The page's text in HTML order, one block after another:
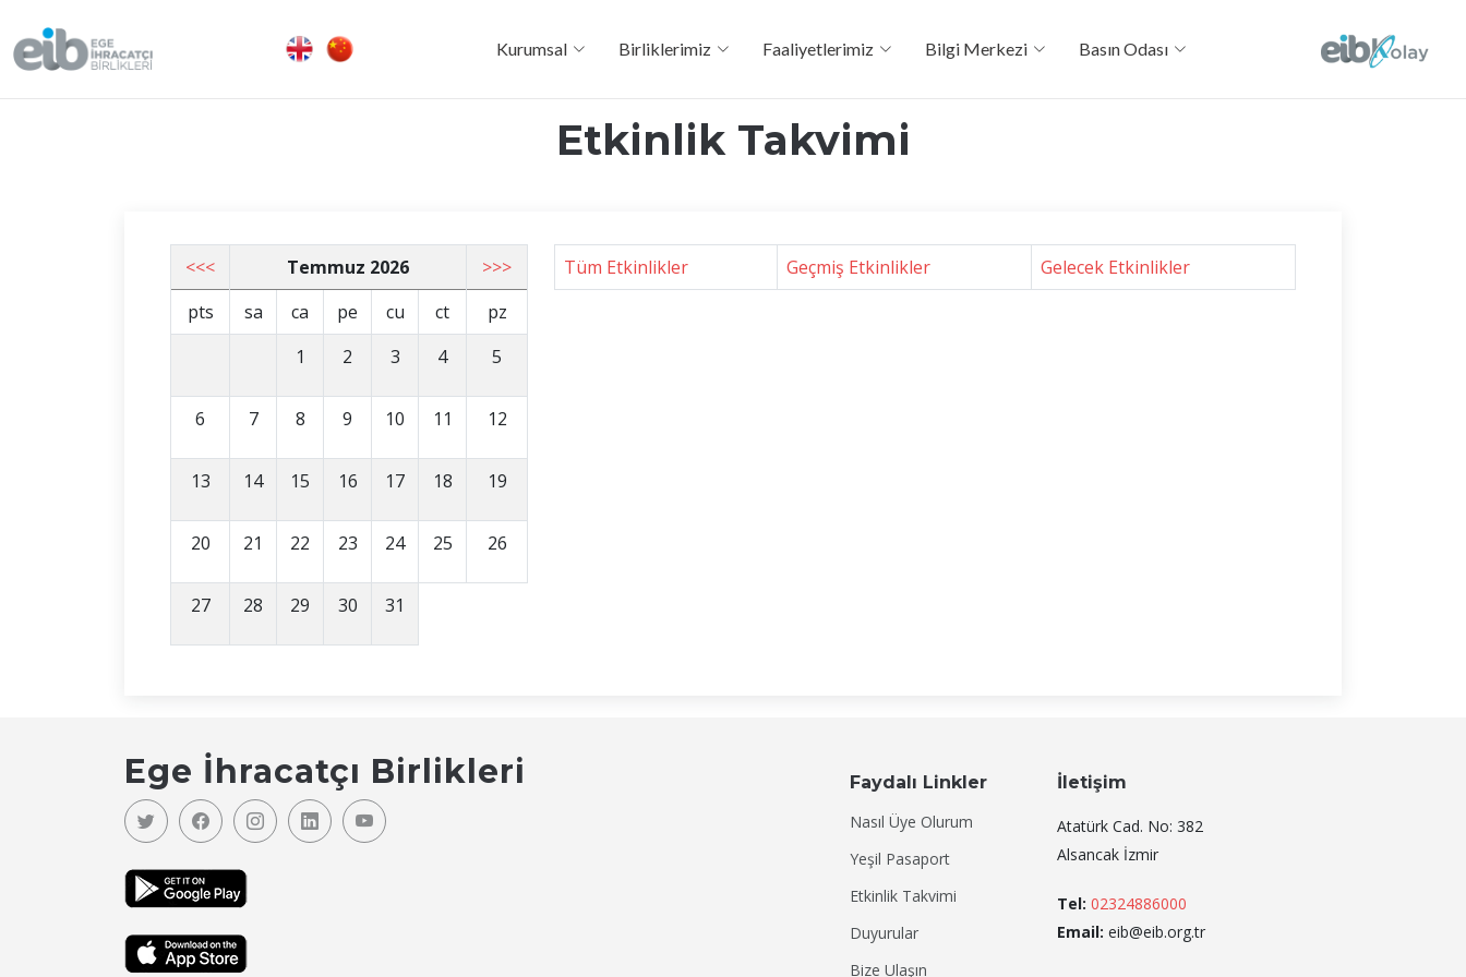
Kurumsal Birliklerimiz Faaliyetlerimiz Bilgi Merkezi Basın Odası
Etkinlik Takvimi
<<< Temmuz 2026
>>>
pts
sa ca pe cu ct
pz
1
2 3 4 5
6 7 8 9 10 11 12
13 14 15 16 17 18 19
20 21 22 23 24 25 26
27 28 29 30 31
Tüm Etkinlikler Geçmiş Etkinlikler Gelecek Etkinlikler
Ege İhracatçı Birlikleri
Faydalı Linkler
Nasıl Üye Olurum
Yeşil Pasaport
Etkinlik Takvimi
Duyurular
Bize Ulaşın
İletişim
Atatürk Cad. No: 382
Alsancak İzmir
Tel: 02324886000
Email: eib@eib.org.tr